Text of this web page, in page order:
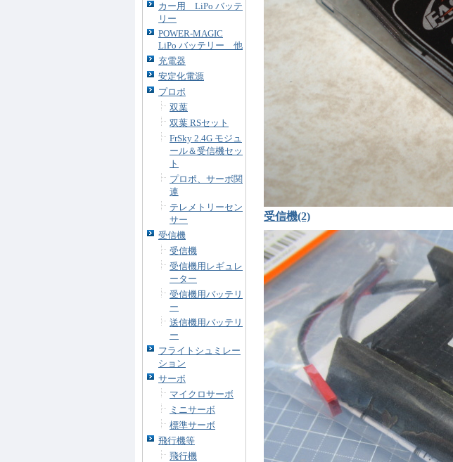
カー用 LiPo バッテ
リー
POWER-MAGIC
LiPo バッテリー 他
充電器
安定化電源
プロポ
双葉
双葉 RSセット
FrSky 2.4G モジュ
ール＆受信機セッ
ト
プロポ、サーボ関
連
テレメトリーセン
サー
受信機
受信機
受信機用レギュレ
ーター
受信機用バッテリ
ー
送信機用バッテリ
ー
フライトシュミレー
ション
サーボ
マイクロサーボ
ミニサーボ
標準サーボ
飛行機等
飛行機
受信機(2)